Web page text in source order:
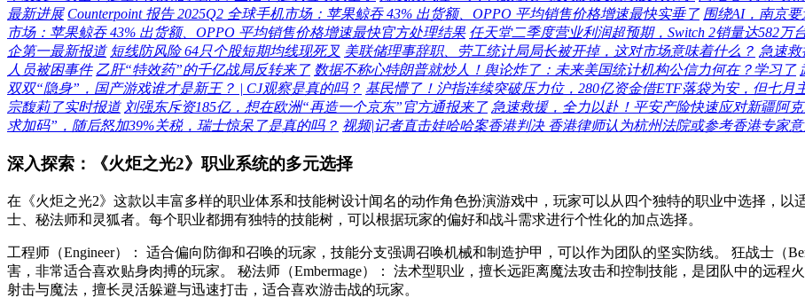
最新进展 Counterpoint 报告 2025Q2 全球手机市场：苹果鲸吞 43% 出货额、OPPO 平均销售价格增速最快实垂了 围绕AI，南京
市场：苹果鲸吞 43% 出货额、OPPO 平均销售价格增速最快官方处理结果 任天堂二季度营业利润超预期，Switch 2销量达582万
企第一最新报道 短线防风险 64只个股短期均线现死叉 美联储理事辞职、劳工统计局局长被开掉，这对市场意味着什么？ 急速救
人员被困事件 乙肝“特效药”的千亿战局反转来了 数据不称心特朗普就炒人！舆论炸了：未来美国统计机构公信力何在？学习了
双双“隐身”，国产游戏谁才是新王？ | CJ观察是真的吗？ 基民懵了！沪指连续突破压力位，280亿资金借ETF落袋为安，但七月
宗馥莉了实时报道 刘强东斥资185亿，想在欧洲“再造一个京东”官方通报来了 急速救援，全力以赴！平安产险快速应对新疆阿
求加码”，随后怒加39%关税，瑞士惊呆了是真的吗？ 视频|记者直击娃哈哈案香港判决 香港律师认为杭州法院或参考香港专家
深入探索：《火炬之光2》职业系统的多元选择
在《火炬之光2》这款以丰富多样的职业体系和技能树设计闻名的动作角色扮演游戏中，玩家可以从四个独特的职业中选择，
士、秘法师和灵狐者。每个职业都拥有独特的技能树，可以根据玩家的偏好和战斗需求进行个性化的加点选择。
工程师（Engineer）： 适合偏向防御和召唤的玩家，技能分支强调召唤机械和制造护甲，可以作为团队的坚实防线。 狂战士（
害，非常适合喜欢贴身肉搏的玩家。 秘法师（Embermage）： 法术型职业，擅长远距离魔法攻击和控制技能，是团队中的远程
射击与魔法，擅长灵活躲避与迅速打击，适合喜欢游击战的玩家。